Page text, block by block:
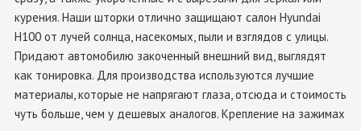
курения. Наши шторки отлично защищают салон Hyundai
H100 от лучей солнца, насекомых, пыли и взглядов с улицы.
Придают автомобилю закоченный внешний вид, выглядят
как тонировка. Для производства используются лучшие
материалы, которые не напрягают глаза, отсюда и стоимость
чуть больше, чем у дешевых аналогов. Крепление на зажимах